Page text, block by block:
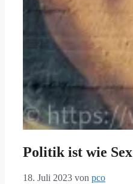
Politik ist wie Sex
18. Juli 2023 von pco